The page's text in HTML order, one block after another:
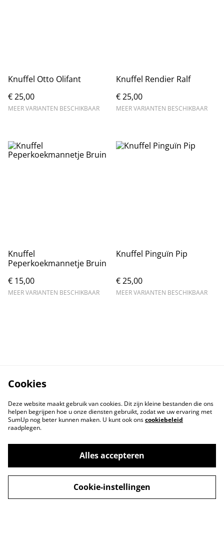
Knuffel Otto Olifant
€ 25,00
MEER VARIANTEN BESCHIKBAAR
Knuffel Rendier Ralf
€ 25,00
MEER VARIANTEN BESCHIKBAAR
Knuffel
Peperkoekmannetje Bruin
€ 15,00
MEER VARIANTEN BESCHIKBAAR
Knuffel Pinguïn Pip
€ 25,00
MEER VARIANTEN BESCHIKBAAR
Privacybeleid
Cookiebeleid
Cookies
Deze website maakt gebruik van cookies. Dit zijn kleine bestanden die ons
helpen begrijpen hoe u onze diensten gebruikt, zodat we uw ervaring met
SumUp nog beter kunnen maken. U kunt ook onscookiebeleid
raadplegen.
Alles accepteren
Cookie-instellingen